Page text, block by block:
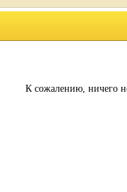
К сожалению, ничего